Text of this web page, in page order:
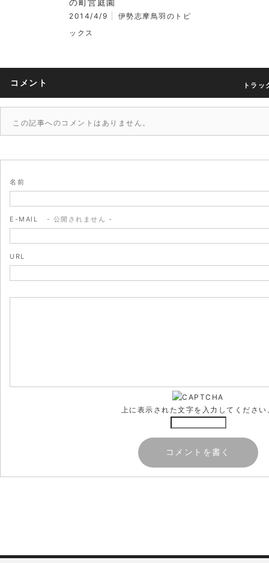
2014/4/9
伊勢志摩鳥羽のトピ
ックス
コメント トラ
この記事へのコメントはありません。
名前
E-MAIL - 公開されません -
URL
上に表示された文字を入力してください